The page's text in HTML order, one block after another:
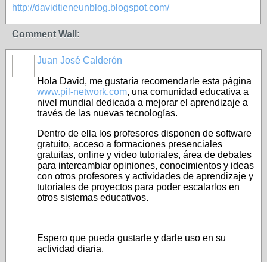
http://davidtieneunblog.blogspot.com/
Comment Wall:
Juan José Calderón
Hola David, me gustaría recomendarle esta página
www.pil-network.com, una comunidad educativa a
nivel mundial dedicada a mejorar el aprendizaje a
través de las nuevas tecnologías.
Dentro de ella los profesores disponen de software
gratuito, acceso a formaciones presenciales
gratuitas, online y video tutoriales, área de debates
para intercambiar opiniones, conocimientos y ideas
con otros profesores y actividades de aprendizaje y
tutoriales de proyectos para poder escalarlos en
otros sistemas educativos.
Espero que pueda gustarle y darle uso en su
actividad diaria.